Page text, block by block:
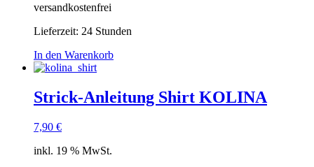
versandkostenfrei
Lieferzeit: 24 Stunden
In den Warenkorb
Strick-Anleitung Shirt KOLINA
7,90 €
inkl. 19 % MwSt.